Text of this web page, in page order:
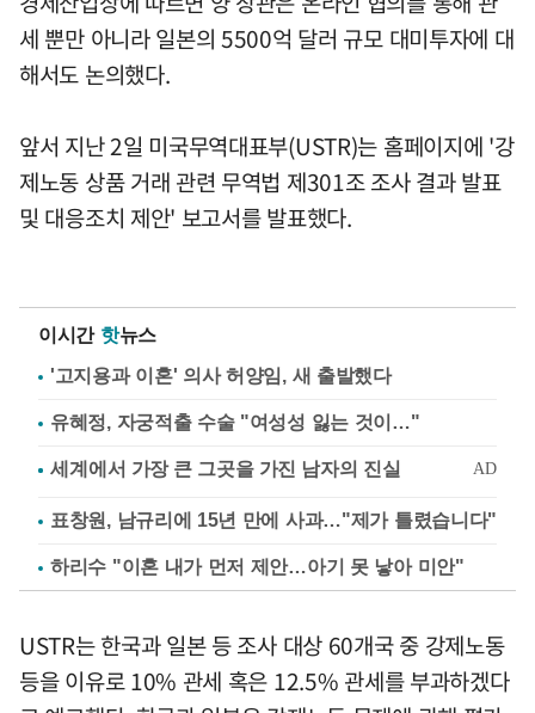
세 뿐만 아니라 일본의 5500억 달러 규모 대미투자에 대
해서도 논의했다.
앞서 지난 2일 미국무역대표부(USTR)는 홈페이지에 '강
제노동 상품 거래 관련 무역법 제301조 조사 결과 발표
및 대응조치 제안' 보고서를 발표했다.
이시간 핫뉴스
'고지용과 이혼' 의사 허양임, 새 출발했다
유혜정, 자궁적출 수술 "여성성 잃는 것이…"
표창원, 남규리에 15년 만에 사과…"제가 틀렸습니다"
하리수 "이혼 내가 먼저 제안…아기 못 낳아 미안"
USTR는 한국과 일본 등 조사 대상 60개국 중 강제노동
등을 이유로 10% 관세 혹은 12.5% 관세를 부과하겠다